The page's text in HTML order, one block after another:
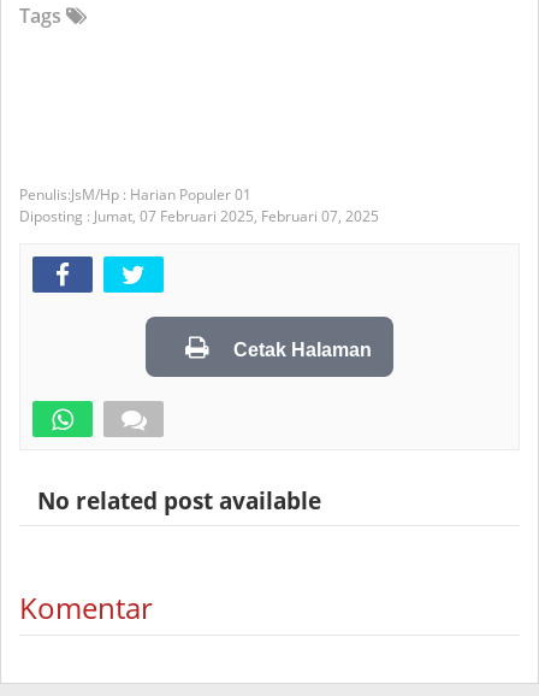
Tags
JsM/Hp : Harian Populer 01
Diposting : Jumat, 07 Februari 2025, Februari 07, 2025
Cetak Halaman
No related post available
Komentar